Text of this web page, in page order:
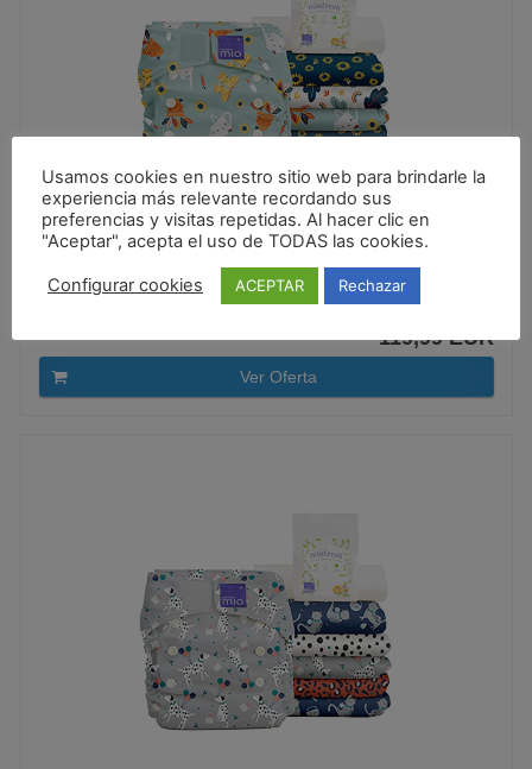
Bambino Mio, miosolo classic set de pañales de...
119,99 EUR
Ver Oferta
Usamos cookies en nuestro sitio web para brindarle la
experiencia más relevante recordando sus
preferencias y visitas repetidas. Al hacer clic en
"Aceptar", acepta el uso de TODAS las cookies.
Configurar cookies ACEPTAR Rechazar